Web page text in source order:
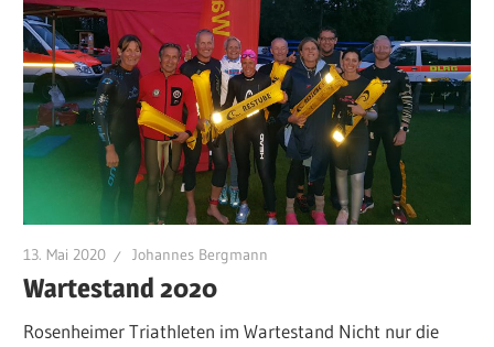
13. Mai 2020 Johannes Bergmann
Wartestand 2020
Rosenheimer Triathleten im Wartestand Nicht nur die